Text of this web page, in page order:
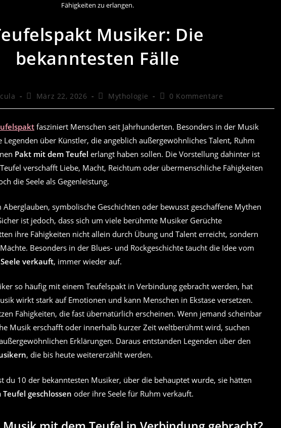
Fähigkeiten zu erlangen.
Musiker: Die
bekanntesten Fälle
Beitrag
März 22, 2026
Beitrags-
Mythologie
Beitrags-
0 Kommentare
fasziniert Menschen seit Jahrhunderten. Besonders in der Musik
Legenden über Künstler, die angeblich außergewöhnliches Talent, Ruhm
Pakt mit dem Teufel erlangt haben sollen. Die Vorstellung dahinter ist
verschafft Liebe, Macht, Reichtum oder übermenschliche Fähigkeiten
die Seele als Gegenleistung.
Aberglauben, symbolische Geschichten oder bewusst geschaffene Mythen
ist jedoch, dass sich um viele berühmte Musiker Gerüchte
ihre Fähigkeiten nicht allein durch Übung und Talent erreicht, sondern
Besonders in der Blues- und Rockgeschichte taucht die Idee vom
verkauft, immer wieder auf.
so häufig mit einem Teufelspakt in Verbindung gebracht werden, hat
wirkt stark auf Emotionen und kann Menschen in Ekstase versetzen.
Fähigkeiten, die fast übernatürlich erscheinen. Wenn jemand scheinbar
Musik erschafft oder innerhalb kurzer Zeit weltberühmt wird, suchen
Erklärungen. Daraus entstanden Legenden über den
, die bis heute weitererzählt werden.
du 10 der bekanntesten Musiker, über die behauptet wurde, sie hätten
geschlossen oder ihre Seele für Ruhm verkauft.